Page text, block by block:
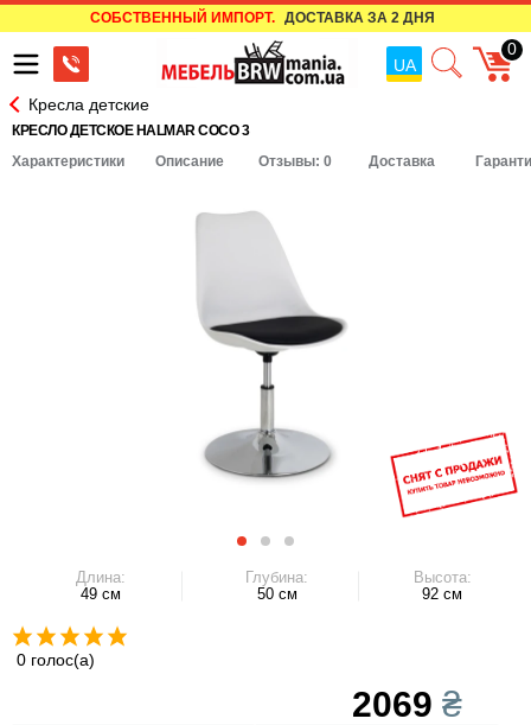
СОБСТВЕННЫЙ ИМПОРТ. ДОСТАВКА ЗА 2 ДНЯ
UA
0
Кресла детские
КРЕСЛО ДЕТСКОЕ HALMAR COCO 3
Характеристики
Описание Отзывы: 0 Доставка
Длина:
49 см
Глубина:
50 см
Высота:
92 см
0 голос(а)
2069₴